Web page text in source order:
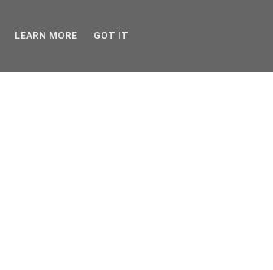
LEARN MORE GOT IT